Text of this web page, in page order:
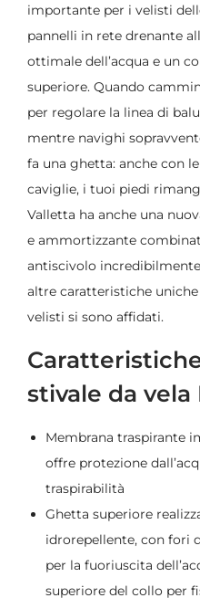
importante per i velisti
pannelli in rete drenante
ottimale dell’acqua e un
superiore. Quando
per regolare la linea di
mentre navighi
fa una ghetta: anche con
caviglie, i tuoi piedi
Valletta ha anche una
e ammortizzante
antiscivolo
altre caratteristiche
velisti si sono affidati.
stivale da vela
Membrana traspirante
offre protezione
traspirabilità
Ghetta superiore
idrorepellente, con fori
per la fuoriuscita
superiore del collo per